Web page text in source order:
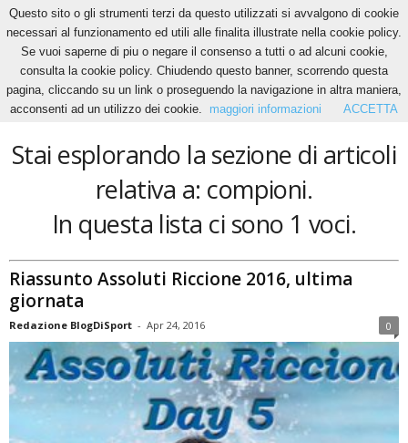
Home Tags Compioni
compioni
Stai esplorando la sezione di articoli
relativa a: compioni.
In questa lista ci sono 1 voci.
Riassunto Assoluti Riccione 2016, ultima
giornata
Redazione BlogDiSport - Apr 24, 2016 0
Questo sito o gli strumenti terzi da questo utilizzati si avvalgono di cookie
necessari al funzionamento ed utili alle finalita illustrate nella cookie policy.
Se vuoi saperne di piu o negare il consenso a tutti o ad alcuni cookie,
consulta la cookie policy. Chiudendo questo banner, scorrendo questa
pagina, cliccando su un link o proseguendo la navigazione in altra maniera,
acconsenti ad un utilizzo dei cookie.
maggiori informazioni ACCETTA